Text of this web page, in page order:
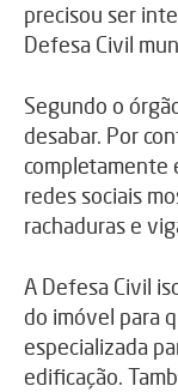
precisou ser
Defesa Civil
Segundo o
desabar. Por
completamente
redes sociais
rachaduras e
A Defesa Civil
do imóvel para
especializada
edificação.